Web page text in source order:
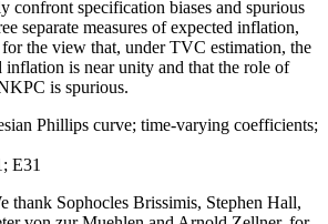
confront specification biases and spurious
separate measures of expected inflation,
the view that, under TVC estimation, the
inflation is near unity and that the role of
is spurious.
Phillips curve; time-varying coefficients;
E31
thank Sophocles Brissimis, Stephen Hall,